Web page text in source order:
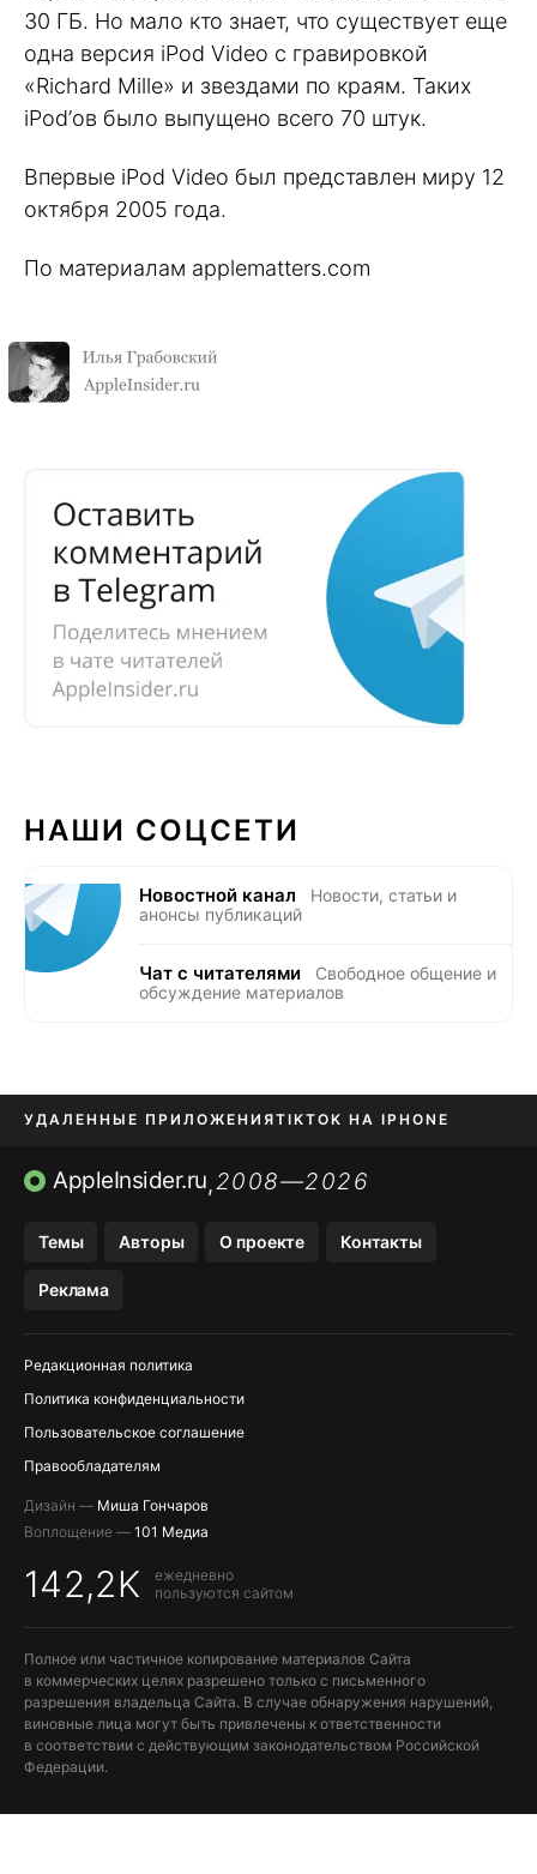
30 ГБ. Но мало кто знает, что существует еще
одна версия iPod Video с гравировкой
«Richard Mille» и звездами по краям. Таких
iPod’ов было выпущено всего 70 штук.
Впервые iPod Video был представлен миру 12
октября 2005 года.
По материалам applematters.com
НАШИ СОЦСЕТИ
Новостной канал
Новости, статьи и
анонсы публикаций
Чат с читателями
Свободное общение и
обсуждение материалов
УДАЛЕННЫЕ ПРИЛОЖЕНИЯTIKTOK НА IPHONE
ПРИЛОЖЕНИЯ БЕЗ APP STORE
AppleInsider.ru,2008—2026
Темы Авторы О проекте Контакты
Реклама
Редакционная политика
Политика конфиденциальности
Пользовательское соглашение
Правообладателям
Дизайн — Миша Гончаров
Воплощение — 101 Медиа
142,2K
ежедневно
пользуются сайтом
Полное или частичное копирование материалов Сайта
в коммерческих целях разрешено только с письменного
разрешения владельца Сайта. В случае обнаружения нарушений,
виновные лица могут быть привлечены к ответственности
в соответствии с действующим законодательством Российской
Федерации.